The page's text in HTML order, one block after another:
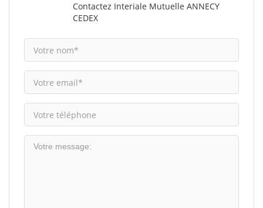
Contactez Interiale Mutuelle ANNECY
CEDEX